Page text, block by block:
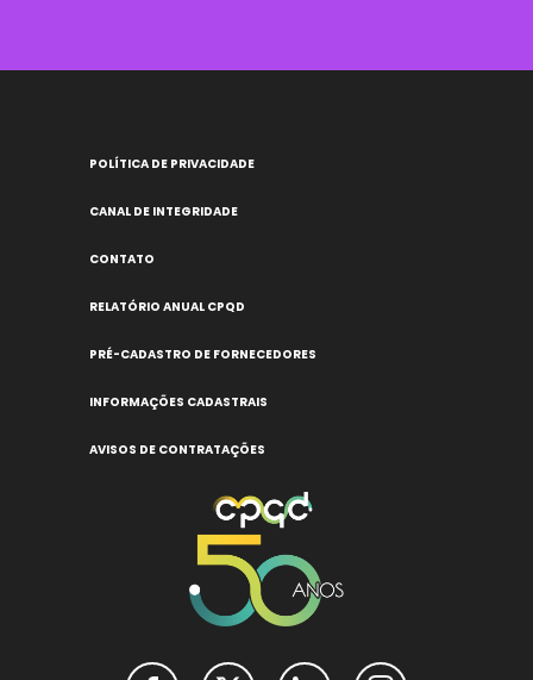
POLÍTICA DE PRIVACIDADE
CANAL DE INTEGRIDADE
CONTATO
RELATÓRIO ANUAL CPQD
PRÉ-CADASTRO DE FORNECEDORES
INFORMAÇÕES CADASTRAIS
AVISOS DE CONTRATAÇÕES